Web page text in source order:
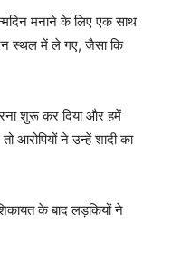
मनाने के लिए एक साथ
स्थल में ले गए, जैसा कि
शुरू कर दिया और हमें
ने उन्हें शादी का
के बाद लड़कियों ने